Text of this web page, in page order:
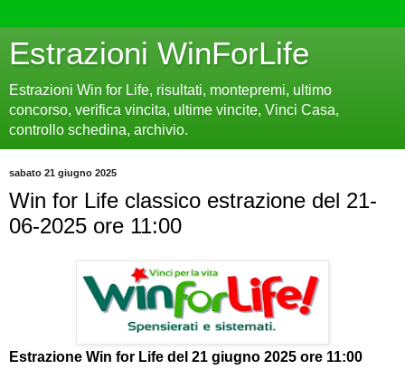
Estrazioni WinForLife
Estrazioni Win for Life, risultati, montepremi, ultimo
concorso, verifica vincita, ultime vincite, Vinci Casa,
controllo schedina, archivio.
sabato 21 giugno 2025
Win for Life classico estrazione del 21-
06-2025 ore 11:00
Estrazione Win for Life del 21 giugno 2025 ore 11:00